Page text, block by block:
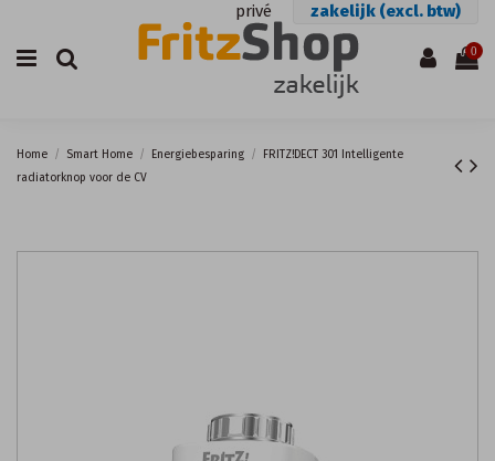
privé zakelijk (excl. btw)
0
Home Smart Home Energiebesparing
FRITZ!DECT 301 Intelligente
radiatorknop voor de CV